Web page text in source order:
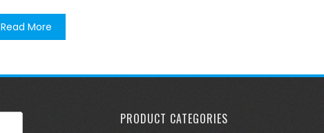
Read More
PRODUCT CATEGORIES